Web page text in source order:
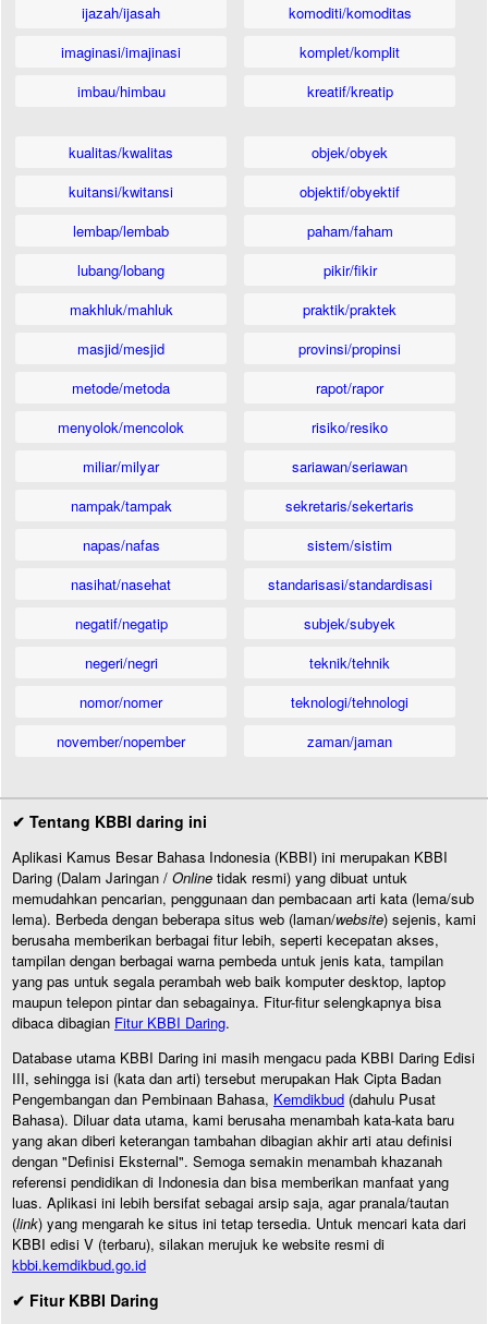
ijazah/ijasah
imaginasi/imajinasi
imbau/himbau
komoditi/komoditas
komplet/komplit
kreatif/kreatip
kualitas/kwalitas
kuitansi/kwitansi
lembap/lembab
lubang/lobang
makhluk/mahluk
masjid/mesjid
metode/metoda
menyolok/mencolok
miliar/milyar
nampak/tampak
napas/nafas
nasihat/nasehat
negatif/negatip
negeri/negri
nomor/nomer
november/nopember
objek/obyek
objektif/obyektif
paham/faham
pikir/fikir
praktik/praktek
provinsi/propinsi
rapot/rapor
risiko/resiko
sariawan/seriawan
sekretaris/sekertaris
sistem/sistim
standarisasi/standardisasi
subjek/subyek
teknik/tehnik
teknologi/tehnologi
zaman/jaman
✔ Tentang KBBI daring ini
Aplikasi Kamus Besar Bahasa Indonesia (KBBI) ini merupakan KBBI
Daring (Dalam Jaringan / Online tidak resmi) yang dibuat untuk
memudahkan pencarian, penggunaan dan pembacaan arti kata (lema/sub
lema). Berbeda dengan beberapa situs web (laman/website) sejenis, kami
berusaha memberikan berbagai fitur lebih, seperti kecepatan akses,
tampilan dengan berbagai warna pembeda untuk jenis kata, tampilan
yang pas untuk segala perambah web baik komputer desktop, laptop
maupun telepon pintar dan sebagainya. Fitur-fitur selengkapnya bisa
dibaca dibagian Fitur KBBI Daring.
Database utama KBBI Daring ini masih mengacu pada KBBI Daring Edisi
III, sehingga isi (kata dan arti) tersebut merupakan Hak Cipta Badan
Pengembangan dan Pembinaan Bahasa, Kemdikbud (dahulu Pusat
Bahasa). Diluar data utama, kami berusaha menambah kata-kata baru
yang akan diberi keterangan tambahan dibagian akhir arti atau definisi
dengan "Definisi Eksternal". Semoga semakin menambah khazanah
referensi pendidikan di Indonesia dan bisa memberikan manfaat yang
luas. Aplikasi ini lebih bersifat sebagai arsip saja, agar pranala/tautan
(link) yang mengarah ke situs ini tetap tersedia. Untuk mencari kata dari
KBBI edisi V (terbaru), silakan merujuk ke website resmi di
kbbi.kemdikbud.go.id
✔ Fitur KBBI Daring